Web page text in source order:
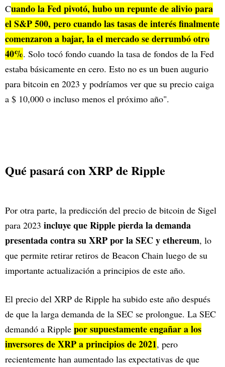
Cuando la Fed pivotó, hubo un repunte de alivio para
el S&P 500, pero cuando las tasas de interés finalmente
comenzaron a bajar, la el mercado se derrumbó otro
40%. Solo tocó fondo cuando la tasa de fondos de la Fed
estaba básicamente en cero. Esto no es un buen augurio
para bitcoin en 2023 y podríamos ver que su precio caiga
a $ 10,000 o incluso menos el próximo año".
Qué pasará con XRP de Ripple
Por otra parte, la predicción del precio de bitcoin de Sigel
para 2023 incluye que Ripple pierda la demanda
presentada contra su XRP por la SEC y ethereum, lo
que permite retirar retiros de Beacon Chain luego de su
importante actualización a principios de este año.
El precio del XRP de Ripple ha subido este año después
de que la larga demanda de la SEC se prolongue. La SEC
demandó a Ripple por supuestamente engañar a los
inversores de XRP a principios de 2021, pero
recientemente han aumentado las expectativas de que